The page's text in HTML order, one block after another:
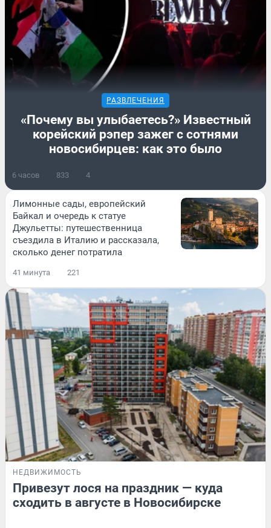
РАЗВЛЕЧЕНИЯ
«Почему вы улыбаетесь?» Известный
корейский рэпер зажег с сотнями
новосибирцев: как это было
6 часов 833 4
Лимонные сады, европейский
Байкал и очередь к статуе
Джульетты: путешественница
съездила в Италию и рассказала,
сколько денег потратила
41 минута 221
НЕДВИЖИМОСТЬ
Привезут лося на праздник — куда
сходить в августе в Новосибирске